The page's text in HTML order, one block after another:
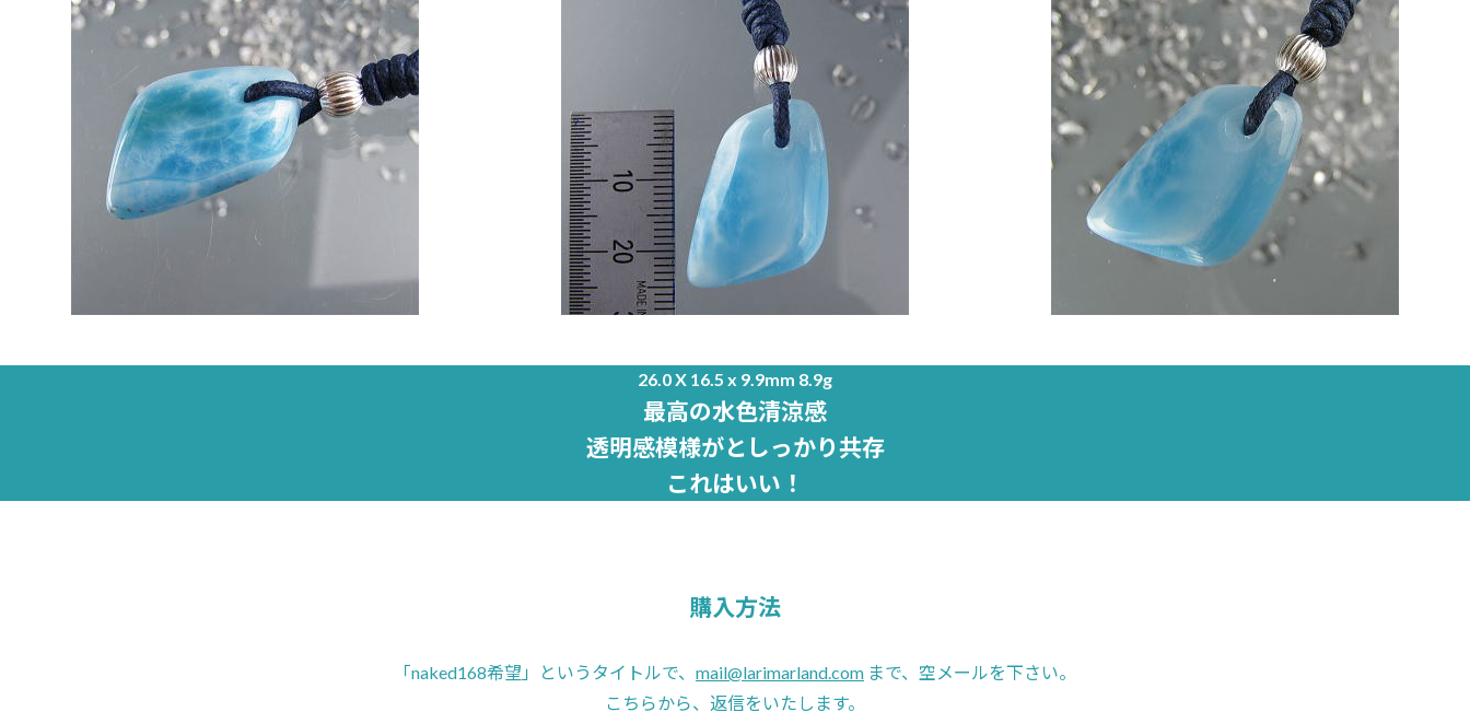
26.0 X 16.5 x 9.9mm 8.9g
最高の水色清涼感
透明感模様がとしっかり共存
これはいい！
購入方法
「naked168希望」というタイトルで、 mail@larimarland.com まで、空メールを下さい。
こちらから、返信をいたします。